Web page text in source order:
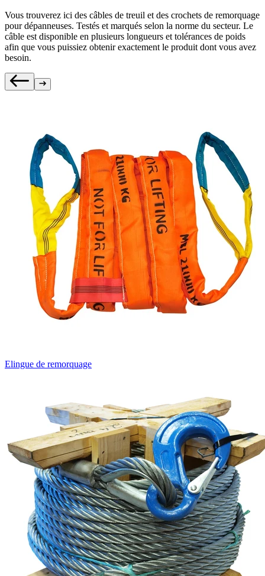
Vous trouverez ici des câbles de treuil et des crochets de remorquage
pour dépanneuses. Testés et marqués selon la norme du secteur. Le
câble est disponible en plusieurs longueurs et tolérances de poids
afin que vous puissiez obtenir exactement le produit dont vous avez
besoin.
Elingue de remorquage